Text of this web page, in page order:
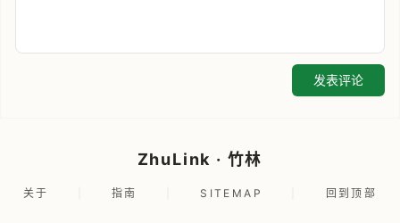
发表评论
ZhuLink · 竹林
关于 指南 SITEMAP 回到顶部